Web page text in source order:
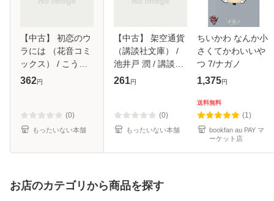
【中古】 初恋のウ
ラには （花音コミ
ックス） / こうじ
ま奈月 / 芳文社 [コ
362円
(0)
もったいない本舗
【中古】 架空通貨
（講談社文庫） /
池井戸 潤 / 講談社
[文庫]【メール便送
261円
(0)
もったいない本舗
ちいかわ なんか小
さくてかわいいや
つ 7/ナガノ
1,375円
送料無料
(1)
bookfan au PAY マ
ーケット店
お店のカテゴリから商品を探す